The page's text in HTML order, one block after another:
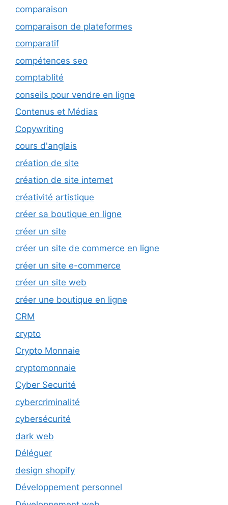
comparaison
comparaison de plateformes
comparatif
compétences seo
comptablité
conseils pour vendre en ligne
Contenus et Médias
Copywriting
cours d'anglais
création de site
création de site internet
créativité artistique
créer sa boutique en ligne
créer un site
créer un site de commerce en ligne
créer un site e-commerce
créer un site web
créer une boutique en ligne
CRM
crypto
Crypto Monnaie
cryptomonnaie
Cyber Securité
cybercriminalité
cybersécurité
dark web
Déléguer
design shopify
Développement personnel